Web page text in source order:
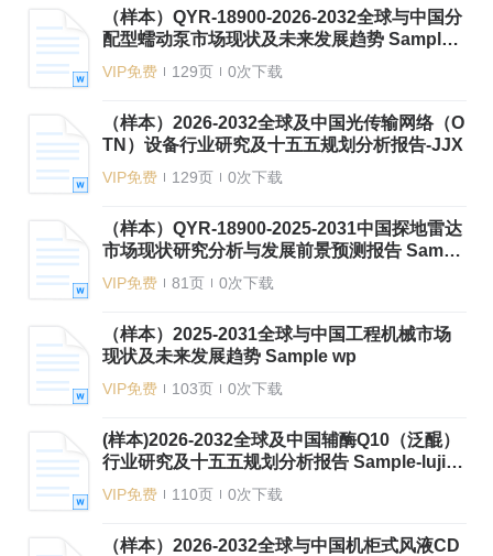
（样本）QYR-18900-2026-2032全球与中国分
配型蠕动泵市场现状及未来发展趋势 Sample s
VIP免费 129页 0次下载
（样本）2026-2032全球及中国光传输网络（O
TN）设备行业研究及十五五规划分析报告-JJX
VIP免费 129页 0次下载
（样本）QYR-18900-2025-2031中国探地雷达
市场现状研究分析与发展前景预测报告 Sampl
e wxm
VIP免费 81页 0次下载
（样本）2025-2031全球与中国工程机械市场
现状及未来发展趋势 Sample wp
VIP免费 103页 0次下载
(样本)2026-2032全球及中国辅酶Q10（泛醌）
行业研究及十五五规划分析报告 Sample-lujin
VIP免费 110页 0次下载
（样本）2026-2032全球与中国机柜式风液CD